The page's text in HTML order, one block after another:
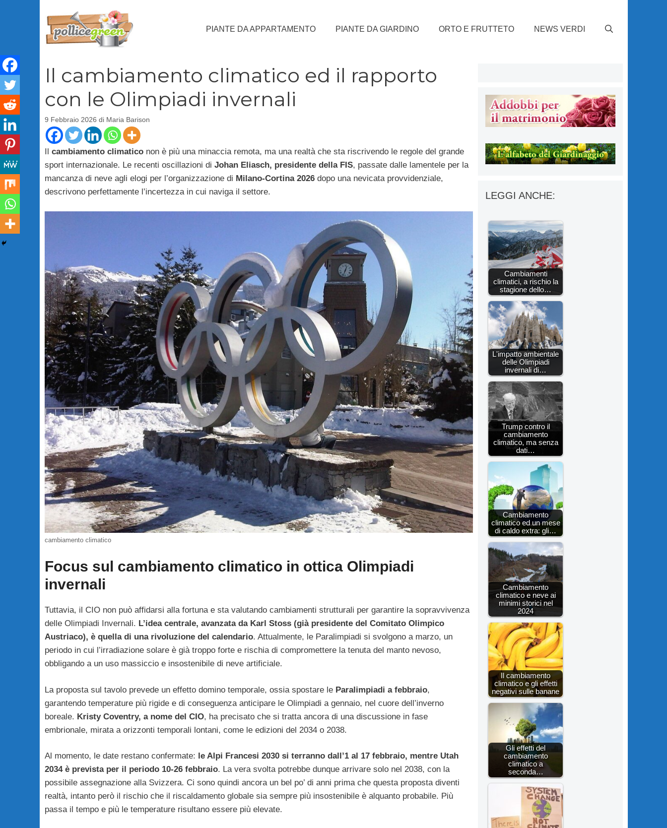
PIANTE DA APPARTAMENTO PIANTE DA GIARDINO ORTO E FRUTTETO NEWS VERDI
Il cambiamento climatico ed il rapporto
con le Olimpiadi invernali
9 Febbraio 2026 di Maria Barison
cambiamento climaticonon è più una minaccia remota, ma una realtà che sta riscrivendo le regole del grande
sport internazionale. Le recenti oscillazioni di Johan Eliasch, presidente della FIS, passate dalle lamentele per la
mancanza di neve agli elogi per l’organizzazione di Milano-Cortina 2026dopo una nevicata provvidenziale,
descrivono perfettamente l’incertezza in cui naviga il settore.
cambiamento climatico
Focus sul cambiamento climatico in ottica Olimpiadi
invernali
Tuttavia, il CIO non può affidarsi alla fortuna e sta valutando cambiamenti strutturali per garantire la sopravvivenza
delle Olimpiadi Invernali. L’idea centrale, avanzata da Karl Stoss (già presidente del Comitato Olimpico
Austriaco), è quella di una rivoluzione del calendario. Attualmente, le Paralimpiadi si svolgono a marzo, un
periodo in cui l’irradiazione solare è già troppo forte e rischia di compromettere la tenuta del manto nevoso,
obbligando a un uso massiccio e insostenibile di neve artificiale.
La proposta sul tavolo prevede un effetto domino temporale, ossia spostare le Paralimpiadi a febbraio,
garantendo temperature più rigide e di conseguenza anticipare le Olimpiadi a gennaio, nel cuore dell’inverno
boreale. Kristy Coventry, a nome del CIO, ha precisato che si tratta ancora di una discussione in fase
embrionale, mirata a orizzonti temporali lontani, come le edizioni del 2034 o 2038.
Al momento, le date restano confermate: le Alpi Francesi 2030 si terranno dall’1 al 17 febbraio, mentre Utah
2034 è prevista per il periodo 10-26 febbraio. La vera svolta potrebbe dunque arrivare solo nel 2038, con la
possibile assegnazione alla Svizzera. Ci sono quindi ancora un bel po’ di anni prima che questa proposta diventi
realtà, intanto però il rischio che il riscaldamento globale sia sempre più insostenibile è alquanto probabile. Più
passa il tempo e più le temperature risultano essere più elevate.
LEGGI ANCHE:
Cambiamenti
climatici, a rischio la
stagione dello…
L'impatto ambientale
delle Olimpiadi
invernali di…
Trump contro il
cambiamento
climatico, ma senza
dati…
Cambiamento
climatico ed un mese
di caldo extra: gli…
Cambiamento
climatico e neve ai
minimi storici nel
2024
Il cambiamento
climatico e gli effetti
negativi sulle banane
Gli effetti del
cambiamento
climatico a
seconda…